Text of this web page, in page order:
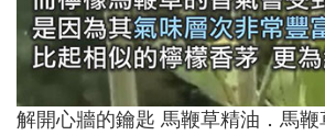
解開心牆的鑰匙 馬鞭草精油．馬